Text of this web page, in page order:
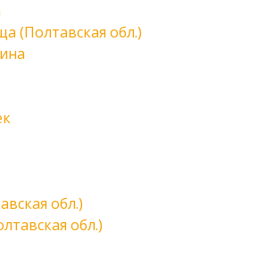
(Полтавская обл.)
обл.)
обл.)